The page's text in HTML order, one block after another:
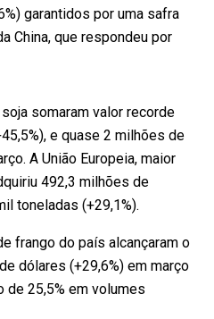
garantidos por uma safra
China, que respondeu por
somaram valor recorde
e quase 2 milhões de
A União Europeia, maior
492,3 milhões de
toneladas (+29,1%).
frango do país alcançaram o
dólares (+29,6%) em março
de 25,5% em volumes